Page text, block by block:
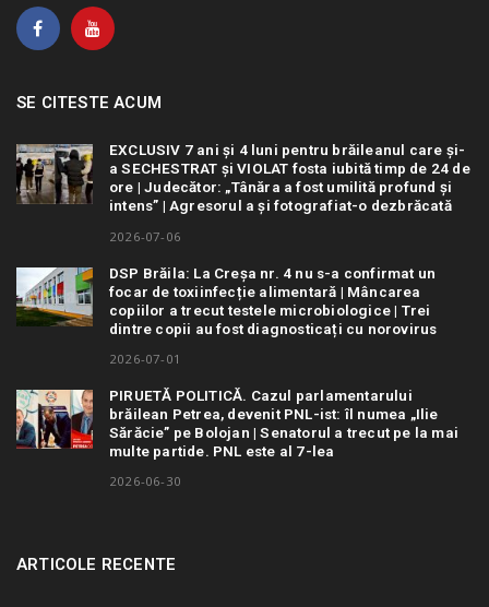
SE CITESTE ACUM
EXCLUSIV 7 ani și 4 luni pentru brăileanul care și-
a SECHESTRAT și VIOLAT fosta iubită timp de 24 de
ore | Judecător: „Tânăra a fost umilită profund și
intens” | Agresorul a și fotografiat-o dezbrăcată
2026-07-06
DSP Brăila: La Creșa nr. 4 nu s-a confirmat un
focar de toxiinfecție alimentară | Mâncarea
copiilor a trecut testele microbiologice | Trei
dintre copii au fost diagnosticați cu norovirus
2026-07-01
PIRUETĂ POLITICĂ. Cazul parlamentarului
brăilean Petrea, devenit PNL-ist: îl numea „Ilie
Sărăcie” pe Bolojan | Senatorul a trecut pe la mai
multe partide. PNL este al 7-lea
2026-06-30
ARTICOLE RECENTE